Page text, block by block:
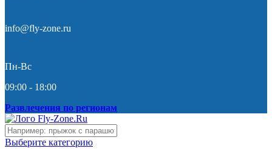
info@fly-zone.ru
Пн-Вс
09:00 - 18:00
Развлечения по регионам
Выберите категорию